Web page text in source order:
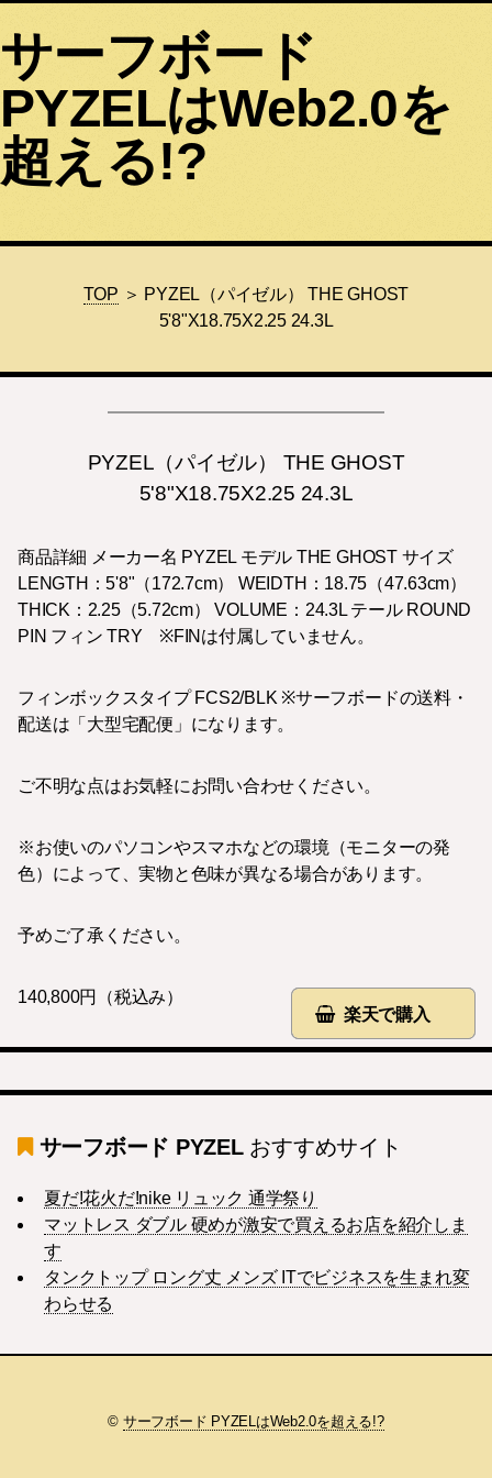
サーフボード
PYZELはWeb2.0を
超える!?
TOP ＞ PYZEL（パイゼル） THE GHOST
5'8"X18.75X2.25 24.3L
PYZEL（パイゼル） THE GHOST
5'8"X18.75X2.25 24.3L
商品詳細 メーカー名 PYZEL モデル THE GHOST サイズ
LENGTH：5'8"（172.7cm） WEIDTH：18.75（47.63cm）
THICK：2.25（5.72cm） VOLUME：24.3L テール ROUND
PIN フィン TRY ※FINは付属していません。
フィンボックスタイプ FCS2/BLK ※サーフボードの送料・
配送は「大型宅配便」になります。
ご不明な点はお気軽にお問い合わせください。
※お使いのパソコンやスマホなどの環境（モニターの発
色）によって、実物と色味が異なる場合があります。
予めご了承ください。
楽天で購入
140,800円（税込み）
サーフボード PYZELおすすめサイト
夏だ!花火だ!nike リュック 通学祭り
マットレス ダブル 硬めが激安で買えるお店を紹介しま
す
タンクトップ ロング丈 メンズ ITでビジネスを生まれ変
わらせる
© サーフボード PYZELはWeb2.0を超える!?